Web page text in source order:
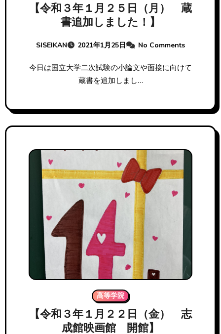
【令和３年１月２５日（月） 蔵
書追加しました！】
SISEIKAN 2021年1月25日 No Comments
今日は国立大学二次試験の小論文や面接に向けて
蔵書を追加しまし…
高等学院
【令和３年１月２２日（金） 志
成館映画館 開館】